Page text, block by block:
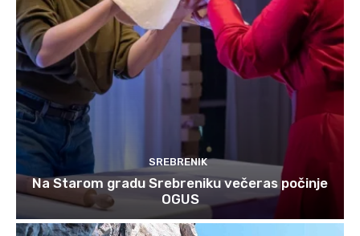
SREBRENIK
Na Starom gradu Srebreniku večeras počinje
OGUS